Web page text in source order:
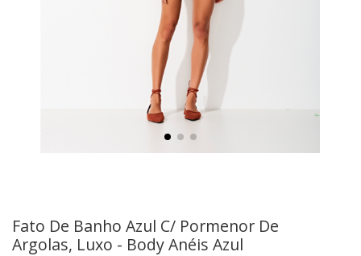
Fato De Banho Azul C/ Pormenor De
Argolas, Luxo - Body Anéis Azul